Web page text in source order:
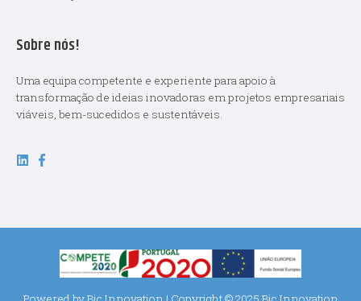
Sobre nós!
Uma equipa competente e experiente para apoio à
transformação de ideias inovadoras em projetos empresariais
viáveis, bem-sucedidos e sustentáveis.